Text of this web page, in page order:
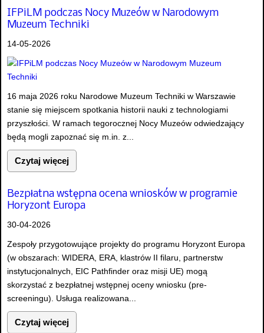
IFPiLM podczas Nocy Muzeów w Narodowym
Muzeum Techniki
14-05-2026
16 maja 2026 roku Narodowe Muzeum Techniki w Warszawie
stanie się miejscem spotkania historii nauki z technologiami
przyszłości. W ramach tegorocznej Nocy Muzeów odwiedzający
będą mogli zapoznać się m.in. z...
Czytaj więcej
Bezpłatna wstępna ocena wniosków w programie
Horyzont Europa
30-04-2026
Zespoły przygotowujące projekty do programu Horyzont Europa
(w obszarach: WIDERA, ERA, klastrów II filaru, partnerstw
instytucjonalnych, EIC Pathfinder oraz misji UE) mogą
skorzystać z bezpłatnej wstępnej oceny wniosku (pre-
screeningu). Usługa realizowana...
Czytaj więcej